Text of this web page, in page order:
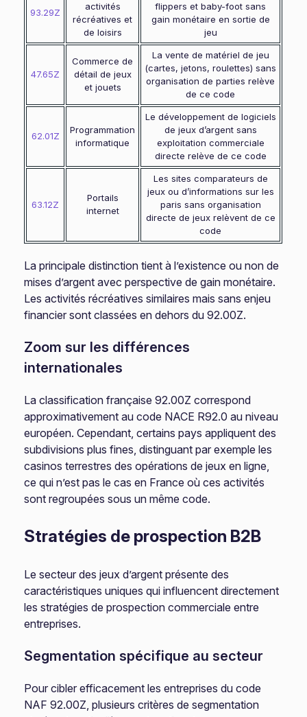
93.29Z
activités
récréatives et
de loisirs
flippers et baby-foot sans
gain monétaire en sortie de
jeu
47.65Z
Commerce de
détail de jeux
et jouets
La vente de matériel de jeu
(cartes, jetons, roulettes) sans
organisation de parties relève
de ce code
62.01Z
Programmation
informatique
Le développement de logiciels
de jeux d’argent sans
exploitation commerciale
directe relève de ce code
63.12Z
Portails
internet
Les sites comparateurs de
jeux ou d’informations sur les
paris sans organisation
directe de jeux relèvent de ce
code
La principale distinction tient à l’existence ou non de
mises d’argent avec perspective de gain monétaire.
Les activités récréatives similaires mais sans enjeu
financier sont classées en dehors du 92.00Z.
Zoom sur les différences
internationales
La classification française 92.00Z correspond
approximativement au code NACE R92.0 au niveau
européen. Cependant, certains pays appliquent des
subdivisions plus fines, distinguant par exemple les
casinos terrestres des opérations de jeux en ligne,
ce qui n’est pas le cas en France où ces activités
sont regroupées sous un même code.
Stratégies de prospection B2B
Le secteur des jeux d’argent présente des
caractéristiques uniques qui influencent directement
les stratégies de prospection commerciale entre
entreprises.
Segmentation spécifique au secteur
Pour cibler efficacement les entreprises du code
NAF 92.00Z, plusieurs critères de segmentation